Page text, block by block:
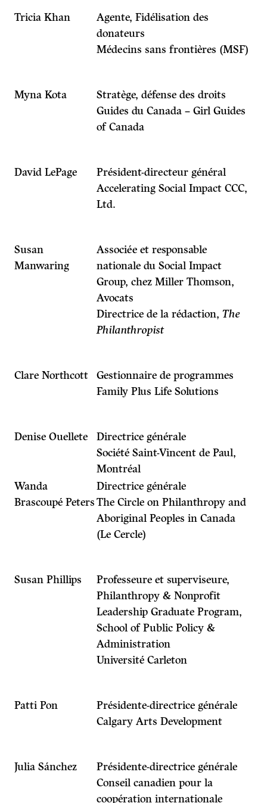
Tricia Khan
Agente, Fidélisation des
donateurs
Médecins sans frontières (MSF)
Myna Kota
Stratège, défense des droits
Guides du Canada – Girl Guides
of Canada
David LePage
Président-directeur général
Accelerating Social Impact CCC,
Ltd.
Susan
Manwaring
Associée et responsable
nationale du Social Impact
Group, chez Miller Thomson,
Avocats
Directrice de la rédaction,The
Philanthropist
Clare Northcott
Gestionnaire de programmes
Family Plus Life Solutions
Denise Ouellete
Directrice générale
Société Saint-Vincent de Paul,
Montréal
Wanda
Brascoupé Peters
Directrice générale
The Circle on Philanthropy and
Aboriginal Peoples in Canada
(Le Cercle)
Susan Phillips
Professeure et superviseure,
Philanthropy & Nonprofit
Leadership Graduate Program,
School of Public Policy &
Administration
Université Carleton
Patti Pon
Présidente-directrice générale
Calgary Arts Development
Julia Sánchez
Présidente-directrice générale
Conseil canadien pour la
coopération internationale